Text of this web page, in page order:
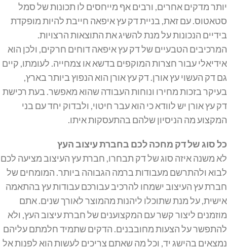
יותר מדקים אחרים, ורבים אף מייחסים לו תכונות של סמל
סטאטוס. עם זאת, בניית דק עץ איפאה חייבת להיות מופקדת
בידיים הנכונות על מנת להשיג את התוצאות הרצויות.
המרכיבים הטבעיים של דק עץ איפאה דוחים חרקים, ולכן הוא
אידיאלי עבור חצרות המוקפים בדשא או צמחייה. לעומתו, קיים
גם דק העשוי עץ אורן. דק עץ אורן הוא הנפוץ ביותר בארץ,
בעיקר בזכות מחירו ונוחות העבודה שהוא מאפשר. בעת רכישת
דק עץ אורן יש לוודא כי הוא עבר חיטוי, ולבדוק יחד עם בני
המקצוע מה הניסיון שלהם בהתעסקות איתו.
כל סוג של דק מחכה לכם בחברת עיצוב העץ
לא משנה איזה סוג של דק תבחרו, חברת עץ העיצוב מציעה לכם
לבוא ולהתרשם מעבודות ברמה הגבוהה ביותר. המומחים של
חברת עץ העיצוב ישמחו להרכיב עבורכם עבודות עץ בהתאמה
אישית, על מנת שתוכלו ליהנות מהמוצר לאורך שנים. אתם
מוזמנים ליצור קשר עם המקצוענים של חברת עיצוב העץ, ולא
להתפשר על הצעות מחובבנים. הדקים שתמיד חלמתם עליהם
נמצאים בהישג יד, וכל מה שאתם צריכים לעשות הוא לפנות אל